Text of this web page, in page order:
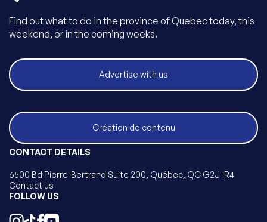
Find out what to do in the province of Quebec today, this
weekend, or in the coming weeks.
Advertise with us
Création de contenu
CONTACT DETAILS
6500 Bd Pierre-Bertrand Suite 200, Québec, QC G2J 1R4
Contact us
FOLLOW US